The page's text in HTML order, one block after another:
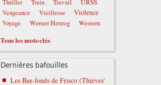
Thriller
Train Travail URSS
Vengeance Vieillesse Violence
Voyage Werner Herzog Western
Tous les mots-clés
Dernières bafouilles
Les Bas-fonds de Frisco (Thieves'